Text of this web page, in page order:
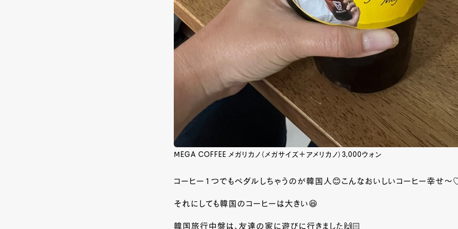
ⅯEGA COFFEE メガリカノ（メガサイズ＋アメリカノ）3,000ウォン
コーヒー１つでもペダルしちゃうのが韓国人😊こんなおいしいコーヒー幸せ
それにしても韓国のコーヒーは大きい😆
韓国旅行中盤は、友達の家に遊びに行きました🙌🏻